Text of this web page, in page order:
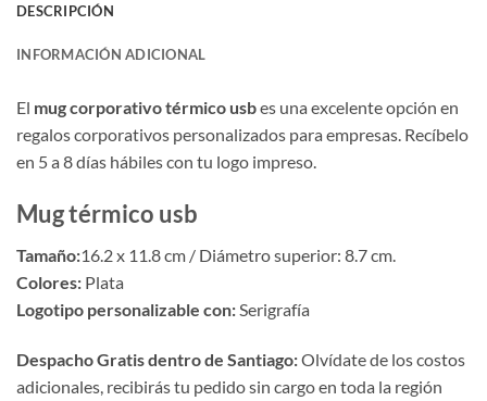
DESCRIPCIÓN
INFORMACIÓN ADICIONAL
El mug corporativo térmico usbes una excelente opción en
regalos corporativos personalizados para empresas. Recíbelo
en 5 a 8 días hábiles con tu logo impreso.
Mug térmico usb
Tamaño:16.2 x 11.8 cm / Diámetro superior: 8.7 cm.
Colores: Plata
Logotipo personalizable con: Serigrafía
Despacho Gratis dentro de Santiago:Olvídate de los costos
adicionales, recibirás tu pedido sin cargo en toda la región